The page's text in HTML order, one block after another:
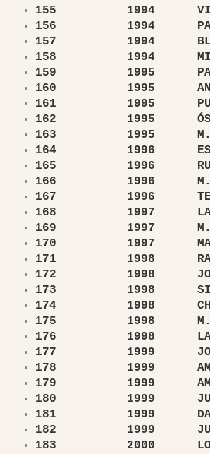
155 1994
156 1994
157 1994
158 1994
159 1995
160 1995
161 1995
162 1995
163 1995 M.
164 1996
165 1996
166 1996 M.
167 1996
168 1997
169 1997 M.
170 1997
171 1998
172 1998
173 1998
174 1998
175 1998 M.
176 1998
177 1999
178 1999
179 1999
180 1999
181 1999
182 1999
183 2000